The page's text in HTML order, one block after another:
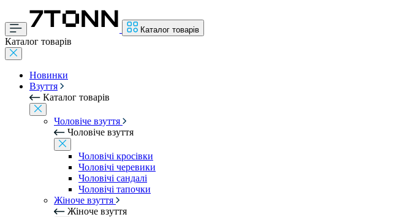
Каталог товарів
Каталог товарів
Новинки
Взуття
Каталог товарів
Чоловіче взуття
Чоловіче взуття
Чоловічі кросівки
Чоловічі черевики
Чоловічі сандалі
Чоловічі тапочки
Жіноче взуття
Жіноче взуття